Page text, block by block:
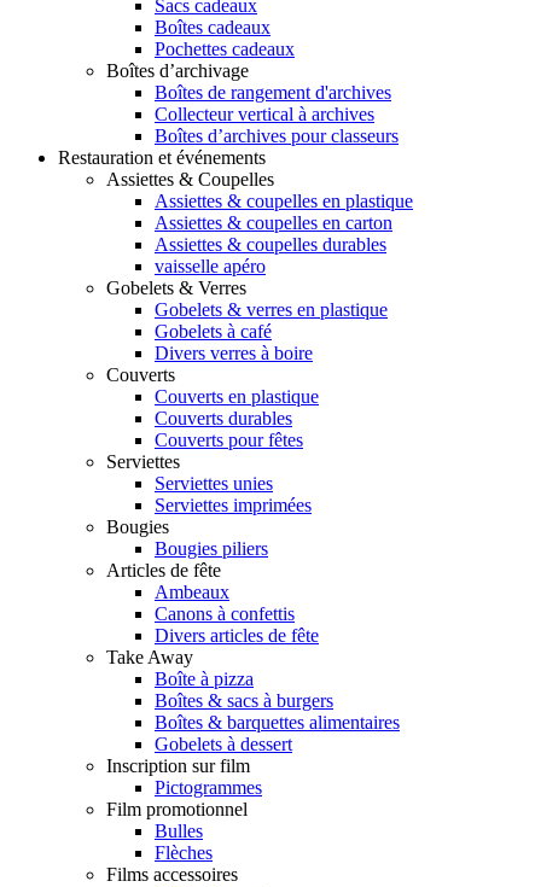
Sacs cadeaux
Boîtes cadeaux
Pochettes cadeaux
Boîtes d’archivage
Boîtes de rangement d'archives
Collecteur vertical à archives
Boîtes d’archives pour classeurs
Restauration et événements
Assiettes & Coupelles
Assiettes & coupelles en plastique
Assiettes & coupelles en carton
Assiettes & coupelles durables
vaisselle apéro
Gobelets & Verres
Gobelets & verres en plastique
Gobelets à café
Divers verres à boire
Couverts
Couverts en plastique
Couverts durables
Couverts pour fêtes
Serviettes
Serviettes unies
Serviettes imprimées
Bougies
Bougies piliers
Articles de fête
Ambeaux
Canons à confettis
Divers articles de fête
Take Away
Boîte à pizza
Boîtes & sacs à burgers
Boîtes & barquettes alimentaires
Gobelets à dessert
Inscription sur film
Pictogrammes
Film promotionnel
Bulles
Flèches
Films accessoires